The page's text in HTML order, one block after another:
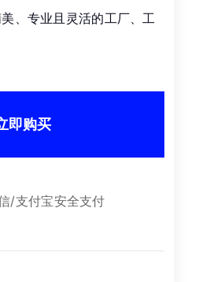
、专业且灵活的工厂、工
即购买
/支付宝安全支付